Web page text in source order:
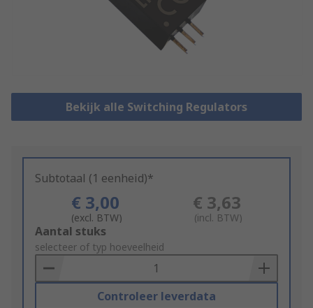
Bekijk alle Switching Regulators
Subtotaal (1 eenheid)*
€ 3,00
(excl. BTW)
€ 3,63
(incl. BTW)
Add
to
Basket
Aantal stuks
selecteer of typ hoeveelheid
Controleer leverdata